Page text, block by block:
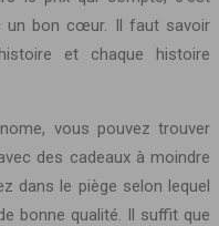
un bon cœur. Il faut savoir
et chaque histoire
vous pouvez trouver
des cadeaux à moindre
dans le piège selon lequel
bonne qualité. Il suffit que